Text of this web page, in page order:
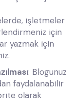
işletmeler
için
yazmak için
: Blogunuz
faydalanabilir
olarak